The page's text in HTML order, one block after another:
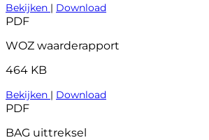
Bekijken | Download
PDF
WOZ waarderapport
464 KB
Bekijken | Download
PDF
BAG uittreksel